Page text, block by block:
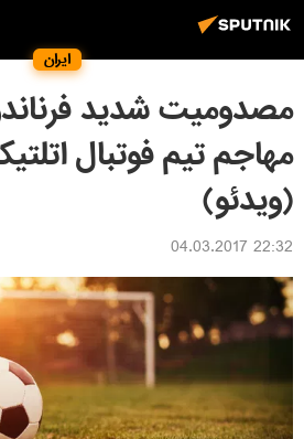
ایران
مصدومیت شدید
مهاجم تیم فوتبال
(ویدئو)
22:32 04.03.2017